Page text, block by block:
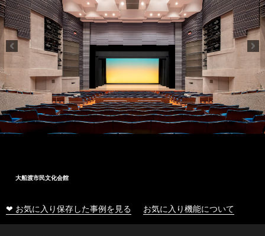
大船渡市民文化会館
❤ お気に入り保存した事例を見る お気に入り機能について